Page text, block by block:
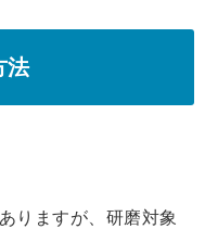
法
りますが、研磨対象